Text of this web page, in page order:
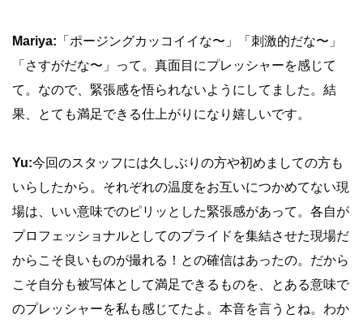
Mariya: 「ポージングカッコイイな〜」「刺激的だな〜」
「さすがだな〜」って。真面目にプレッシャーを感じて
て。なので、緊張感を悟られないようにしてました。結
果、とても満足できる仕上がりになり嬉しいです。
Yu:今回のスタッフには久しぶりの方や初めましての方も
いらしたから。それぞれの温度をお互いにつかめてない現
場は、いい意味でのピリッとした緊張感があって。各自が
プロフェッショナルとしてのプライドを集結させた現場だ
からこそ良いものが撮れる！との確信はあったの。だから
こそ自分も被写体として満足できるものを、とある意味で
のプレッシャーを私も感じてたよ。本音を言うとね。わか